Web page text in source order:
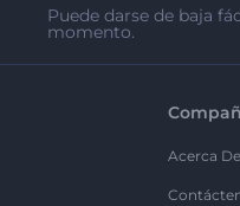
Puede darse de baja
momento.
Acerca De